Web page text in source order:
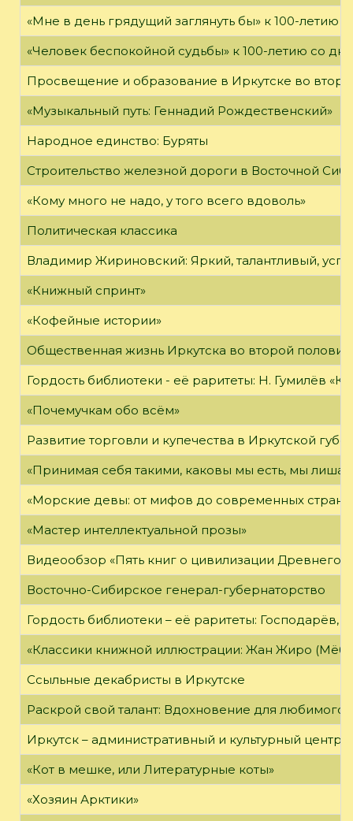
«Мне в день грядущий заглянуть бы» к 100-летию
«Человек беспокойной судьбы» к 100-летию со
Просвещение и образование в Иркутске во
«Музыкальный путь: Геннадий Рождественский»
Народное единство: Буряты
Строительство железной дороги в Восточной
«Кому много не надо, у того всего вдоволь»
Политическая классика
Владимир Жириновский: Яркий, талантливый,
«Книжный спринт»
«Кофейные истории»
Общественная жизнь Иркутска во второй
Гордость библиотеки - её раритеты: Н. Гумилёв
«Почемучкам обо всём»
Развитие торговли и купечества в Иркутской
«Принимая себя такими, каковы мы есть, мы
«Морские девы: от мифов до современных
«Мастер интеллектуальной прозы»
Видеообзор «Пять книг о цивилизации Древнего
Восточно-Сибирское генерал-губернаторство
Гордость библиотеки – её раритеты:
«Классики книжной иллюстрации: Жан Жиро
Ссыльные декабристы в Иркутске
Раскрой свой талант: Вдохновение для любимого
Иркутск – административный и культурный центр
«Кот в мешке, или Литературные коты»
«Хозяин Арктики»